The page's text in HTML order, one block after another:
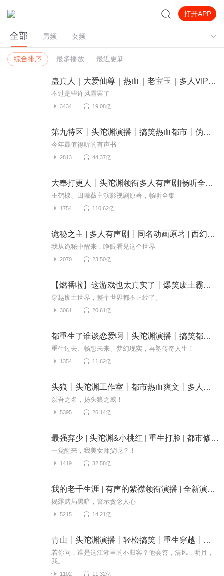
打开APP
全部 男频 女频
综合排序 最多播放 最近更新
蛊真人｜大爱仙尊｜热血｜老宝玉｜多人VIP免费有声剧
不过是些许风霜罢了
3434 19.08亿
第九特区丨头陀渊演播丨搞笑热血都市丨伪戒丨VIP免费多人有声剧
今年最值得听的有声书
2813 44.37亿
大奉打更人丨头陀渊领衔多人有声剧|畅听全集|王鹤棣、田曦薇主演影视剧原著|卖报小郎君
王鹤棣、田曦薇主演影视剧原著，畅听全集
1754 110.62亿
诡秘之主 | 多人有声剧丨同名动画原著 | 西幻克苏鲁 | 乌贼作品
我从诡秘中醒来，睁眼看见这个世界
2070 23.50亿
【燃番啦】这游戏也太真实了丨爆笑废土霸榜神作丨紫襟剧社制作
穿越废土世界，整个世界都不正经了。
3061 20.61亿
都重生了谁谈恋爱啊丨头陀渊演播丨搞笑都市丨穿越重生丨VIP免费 | 精品 | 多人有声剧
重生过去、畅想未来、梦幻现实，再塑传奇人生！
1354 11.62亿
头狼丨头陀渊工作室丨都市热血爽文丨多人有声剧
以吾之名，扬头狼之威！
5395 26.14亿
最强弃少 | 头陀渊&小桃红 | 重生打脸 | 都市修真
一觉醒来，我美女师父呢？！
1419 32.58亿
我的老千生涯 | 有声的紫襟领衔演播 | 全新演绎多人有声剧 | VIP免费
揭露赌局黑暗，警示贪念人心
5215 14.21亿
青山丨头陀渊演播丨轻松搞笑丨重生穿越丨古代权谋丨VIP免费 | 多人有声剧
若你问，谁是这江湖里的不归客？他会答，清风，明月，
我。
1102 11.32亿